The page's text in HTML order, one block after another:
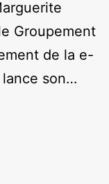
Groupement
de la e-
lance son…